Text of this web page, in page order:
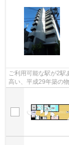
ご利用可能な駅が2駅
高い、平成29年築の